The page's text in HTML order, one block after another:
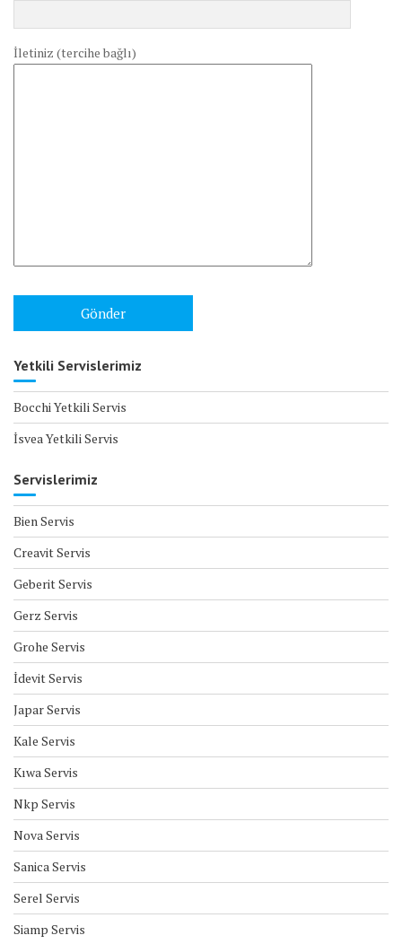
İletiniz (tercihe bağlı)
Yetkili Servislerimiz
Bocchi Yetkili Servis
İsvea Yetkili Servis
Servislerimiz
Bien Servis
Creavit Servis
Geberit Servis
Gerz Servis
Grohe Servis
İdevit Servis
Japar Servis
Kale Servis
Kıwa Servis
Nkp Servis
Nova Servis
Sanica Servis
Serel Servis
Siamp Servis